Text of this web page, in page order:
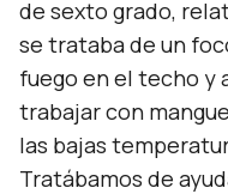
de sexto grado,
se trataba de un
fuego en el techo y
trabajar con
las bajas
Tratábamos de